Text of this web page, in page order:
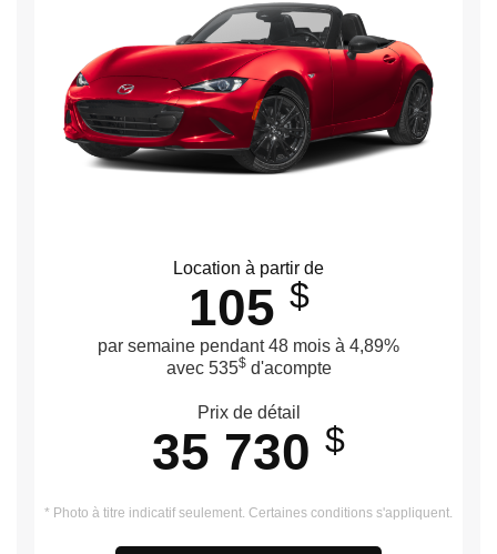
Location à partir de
105 $
par semaine pendant 48 mois à 4,89%
avec 535$d'acompte
Prix de détail
35 730 $
* Photo à titre indicatif seulement. Certaines conditions s'appliquent.